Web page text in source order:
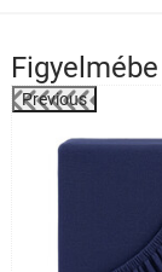
Previous